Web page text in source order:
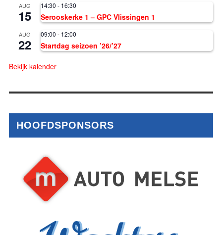
AUG
15
14:30 - 16:30
Serooskerke 1 – GPC Vlissingen 1
AUG
22
09:00 - 12:00
Startdag seizoen ’26/’27
Bekijk kalender
HOOFDSPONSORS